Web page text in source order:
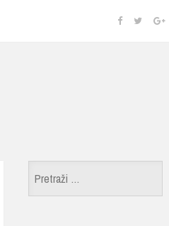
Facebook
Twitter
Pretraži: